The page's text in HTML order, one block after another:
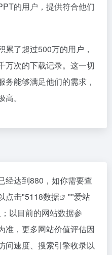
的用户，提供符合他们
累了超过500万的用户，
万次的下载记录。这一切
能够满足他们的需求，
。
经达到880，如你需要查
点击"5118数据 ""爱站
以目前的网站数据参
准，更多网站价值评估因
问速度、搜索引擎收录以